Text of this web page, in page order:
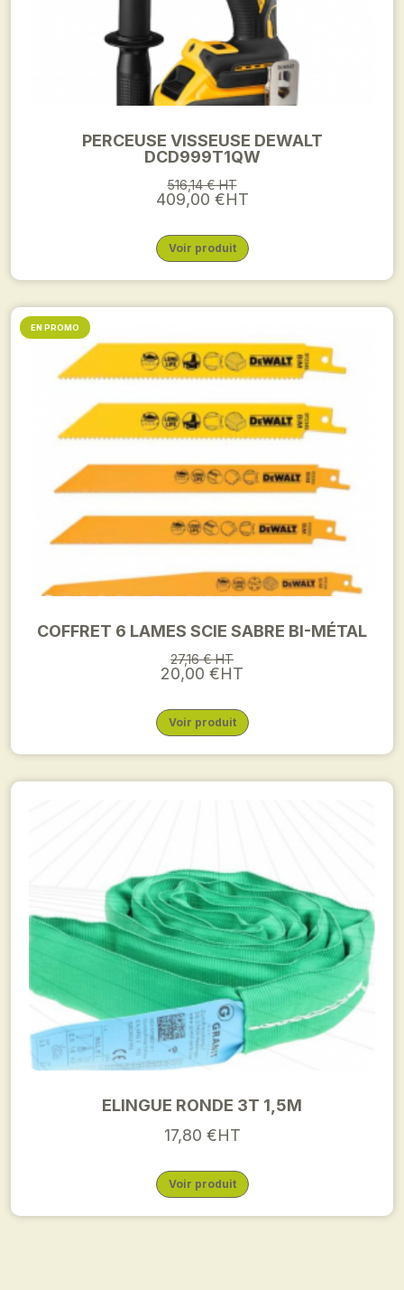
PERCEUSE VISSEUSE DEWALT
DCD999T1QW
516,14 € HT
409,00 €HT
Voir produit
COFFRET 6 LAMES SCIE SABRE BI-MÉTAL
27,16 € HT
20,00 €HT
Voir produit
EN PROMO
ELINGUE RONDE 3T 1,5M
17,80 €HT
Voir produit